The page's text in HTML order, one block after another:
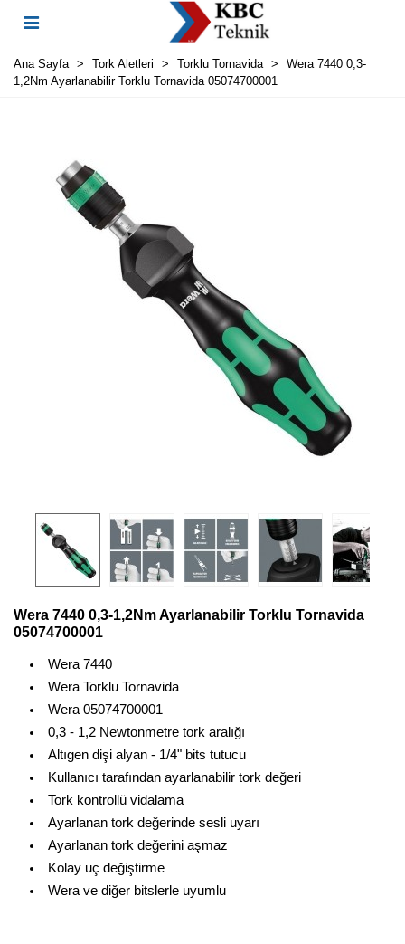
Ana Sayfa > Tork Aletleri > Torklu Tornavida >
Wera 7440 0,3-
1,2Nm Ayarlanabilir Torklu Tornavida 05074700001
Wera 7440 0,3-1,2Nm Ayarlanabilir Torklu Tornavida
05074700001
Wera 7440
Wera Torklu Tornavida
Wera 05074700001
0,3 - 1,2 Newtonmetre tork aralığı
Altıgen dişi alyan - 1/4" bits tutucu
Kullanıcı tarafından ayarlanabilir tork değeri
Tork kontrollü vidalama
Ayarlanan tork değerinde sesli uyarı
Ayarlanan tork değerini aşmaz
Kolay uç değiştirme
Wera ve diğer bitslerle uyumlu